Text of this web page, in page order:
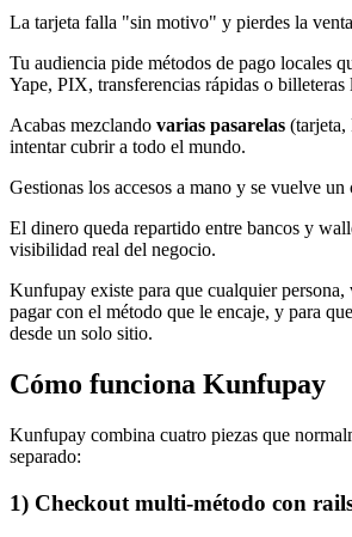
La tarjeta falla "sin motivo" y pierdes la
Tu audiencia pide métodos de pago locales
Yape, PIX, transferencias rápidas o billeteras
Acabas mezclando varias pasarelas (tarjeta,
intentar cubrir a todo el mundo.
Gestionas los accesos a mano y se vuelve un
El dinero queda repartido entre bancos y
visibilidad real del negocio.
Kunfupay existe para que cualquier
pagar con el método que le encaje, y para
desde un solo sitio.
Cómo funciona Kunfupay
Kunfupay combina cuatro piezas que
separado:
1) Checkout multi-método con